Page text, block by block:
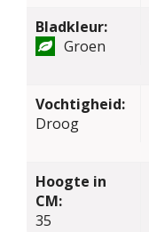
Bladkleur:
Groen
Vochtigheid:
Droog
Hoogte in
CM:
35